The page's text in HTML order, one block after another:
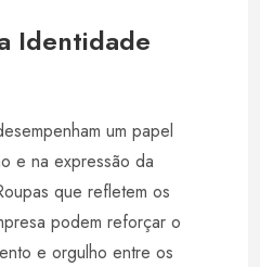
Identidade
um papel
e na expressão da
que refletem os
podem reforçar o
e orgulho entre os